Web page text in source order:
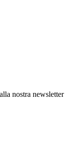
nostra newsletter